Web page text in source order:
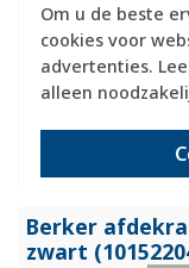
Om u de beste
cookies voor
advertenties.
alleen
Verwachte
1-2 weken
Huidige
0 stuk(s)
Berker
zwart